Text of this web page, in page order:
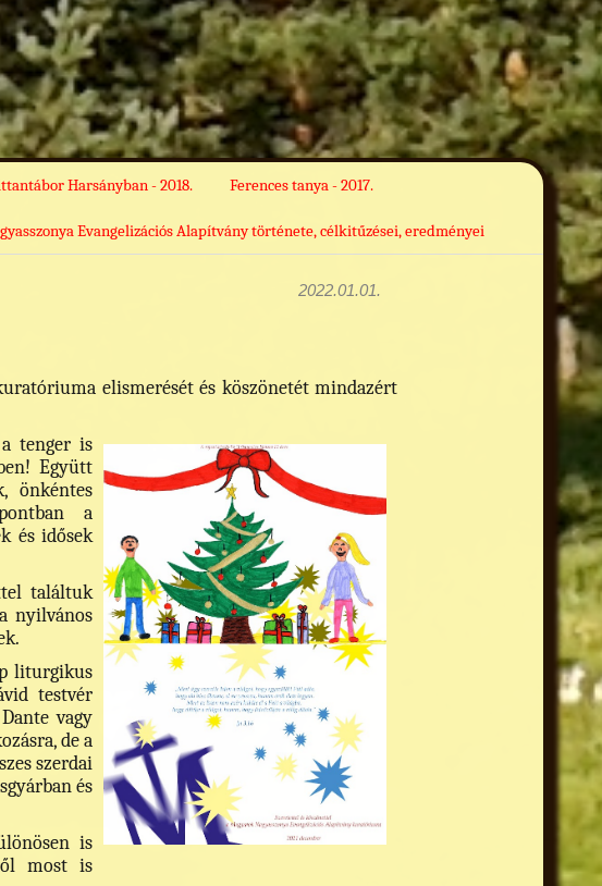
Harsányban - 2018. Ferences tanya - 2017.
Evangelizációs Alapítvány története, célkitűzései, eredményei
2022.01.01.
elismerését és köszönetét mindazért
tenger is
Együtt
önkéntes
a
és idősek
találtuk
nyilvános
liturgikus
testvér
vagy
de a
szerdai
és
is
most is